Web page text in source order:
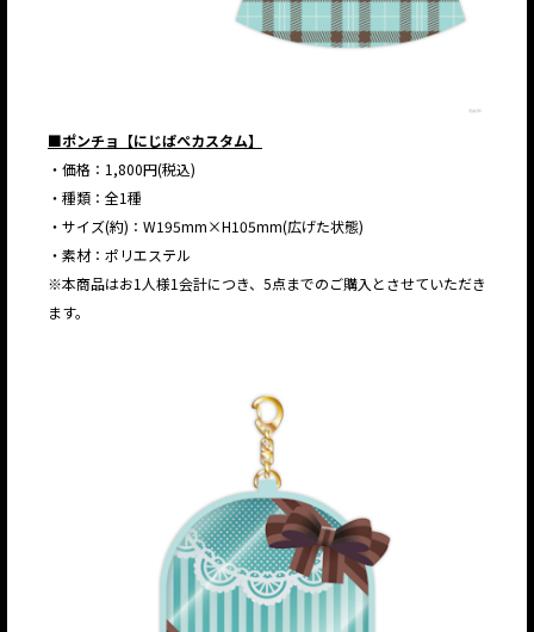
■ポンチョ【にじぱぺカスタム】
・価格：1,800円(税込)
・種類：全1種
・サイズ(約)：W195mm×H105mm(広げた状態)
・素材：ポリエステル
※本商品はお1人様1会計につき、5点までのご購入とさせていただき
ます。